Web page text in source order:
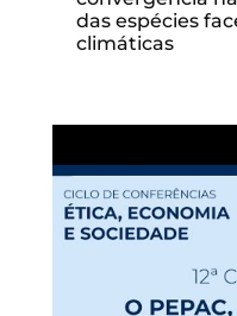
das espécies
climáticas